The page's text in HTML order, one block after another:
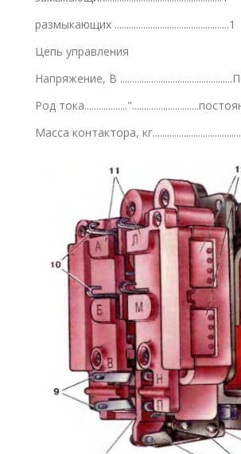
размыкающих ................................................1
Цепь управления
Напряжение, В
Род
Масса контактора,